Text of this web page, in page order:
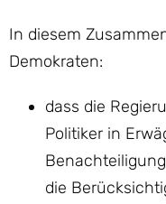
In diesem
Demokraten:
dass die
Politiker in
die